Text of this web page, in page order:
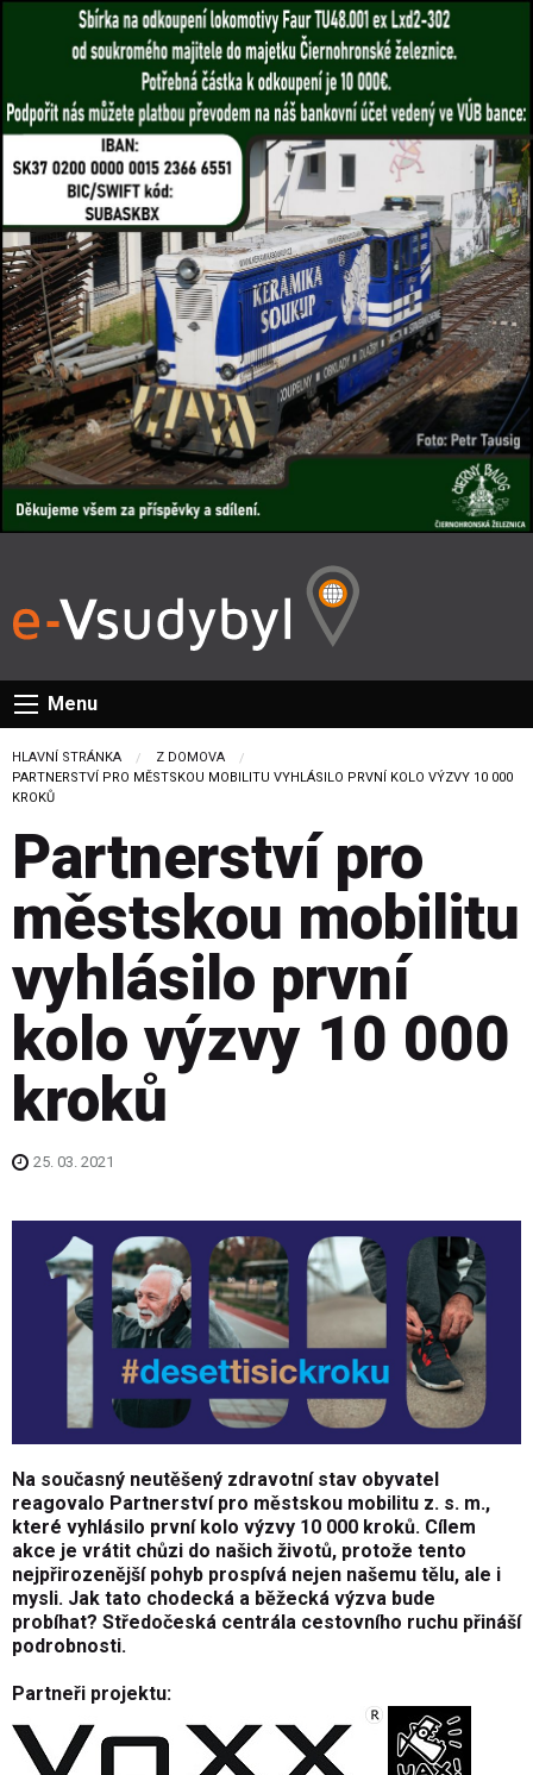
Menu
HLAVNÍ STRÁNKA
Z DOMOVA
CURRENT:
PARTNERSTVÍ PRO MĚSTSKOU MOBILITU VYHLÁSILO PRVNÍ KOLO VÝZVY 10 000
KROKŮ
Partnerství pro
městskou mobilitu
vyhlásilo první
kolo výzvy 10 000
kroků
25. 03. 2021
Na současný neutěšený zdravotní stav obyvatel
reagovalo Partnerství pro městskou mobilitu z. s. m.,
které vyhlásilo první kolo výzvy 10 000 kroků. Cílem
akce je vrátit chůzi do našich životů, protože tento
nejpřirozenější pohyb prospívá nejen našemu tělu, ale i
mysli. Jak tato chodecká a běžecká výzva bude
probíhat? Středočeská centrála cestovního ruchu přináší
podrobnosti.
Partneři projektu: